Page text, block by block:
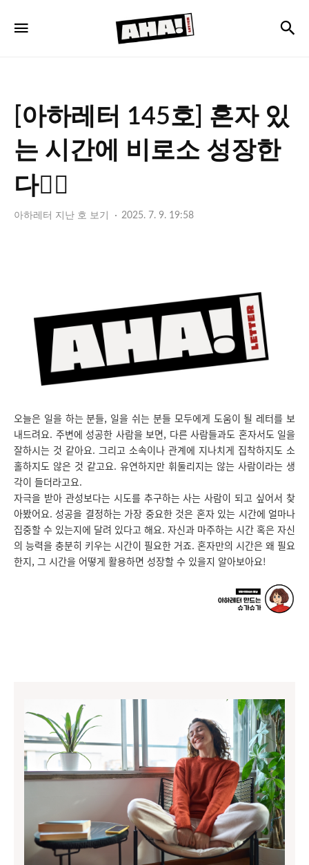
아
하
[아하레터 145호] 혼자 있
는 시간에 비로소 성장한
다🙋‍♀️
아하레터 지난 호 보기 2025. 7. 9. 19:58
오늘은 일을 하는 분들, 일을 쉬는 분들 모두에게 도움이 될 레터를 보
내드려요. 주변에 성공한 사람을 보면, 다른 사람들과도 혼자서도 일을
잘하시는 것 같아요. 그리고 소속이나 관계에 지나치게 집착하지도 소
홀하지도 않은 것 같고요. 유연하지만 휘둘리지는 않는 사람이라는 생
각이 들더라고요.
자극을 받아 관성보다는 시도를 추구하는 사는 사람이 되고 싶어서 찾
아봤어요. 성공을 결정하는 가장 중요한 것은 혼자 있는 시간에 얼마나
집중할 수 있는지에 달려 있다고 해요. 자신과 마주하는 시간 혹은 자신
의 능력을 충분히 키우는 시간이 필요한 거죠. 혼자만의 시간은 왜 필요
한지, 그 시간을 어떻게 활용하면 성장할 수 있을지 알아보아요!